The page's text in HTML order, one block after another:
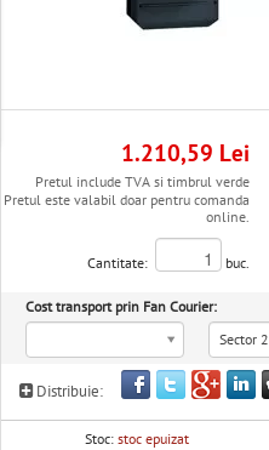
1.210,59 Lei
Pretul include TVA si timbrul verde
Pretul este valabil doar pentru comanda
online.
Cantitate: buc.
Cost transport prin Fan Courier:
Sector 2
Distribuie:
Stoc: stoc epuizat